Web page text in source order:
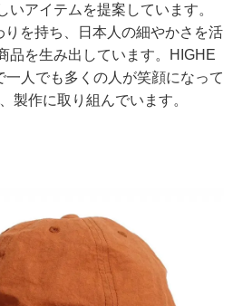
アイテムを提案しています。
を持ち、日本人の細やかさを活
品を生み出しています。HIGHE
人でも多くの人が笑顔になって
製作に取り組んでいます。